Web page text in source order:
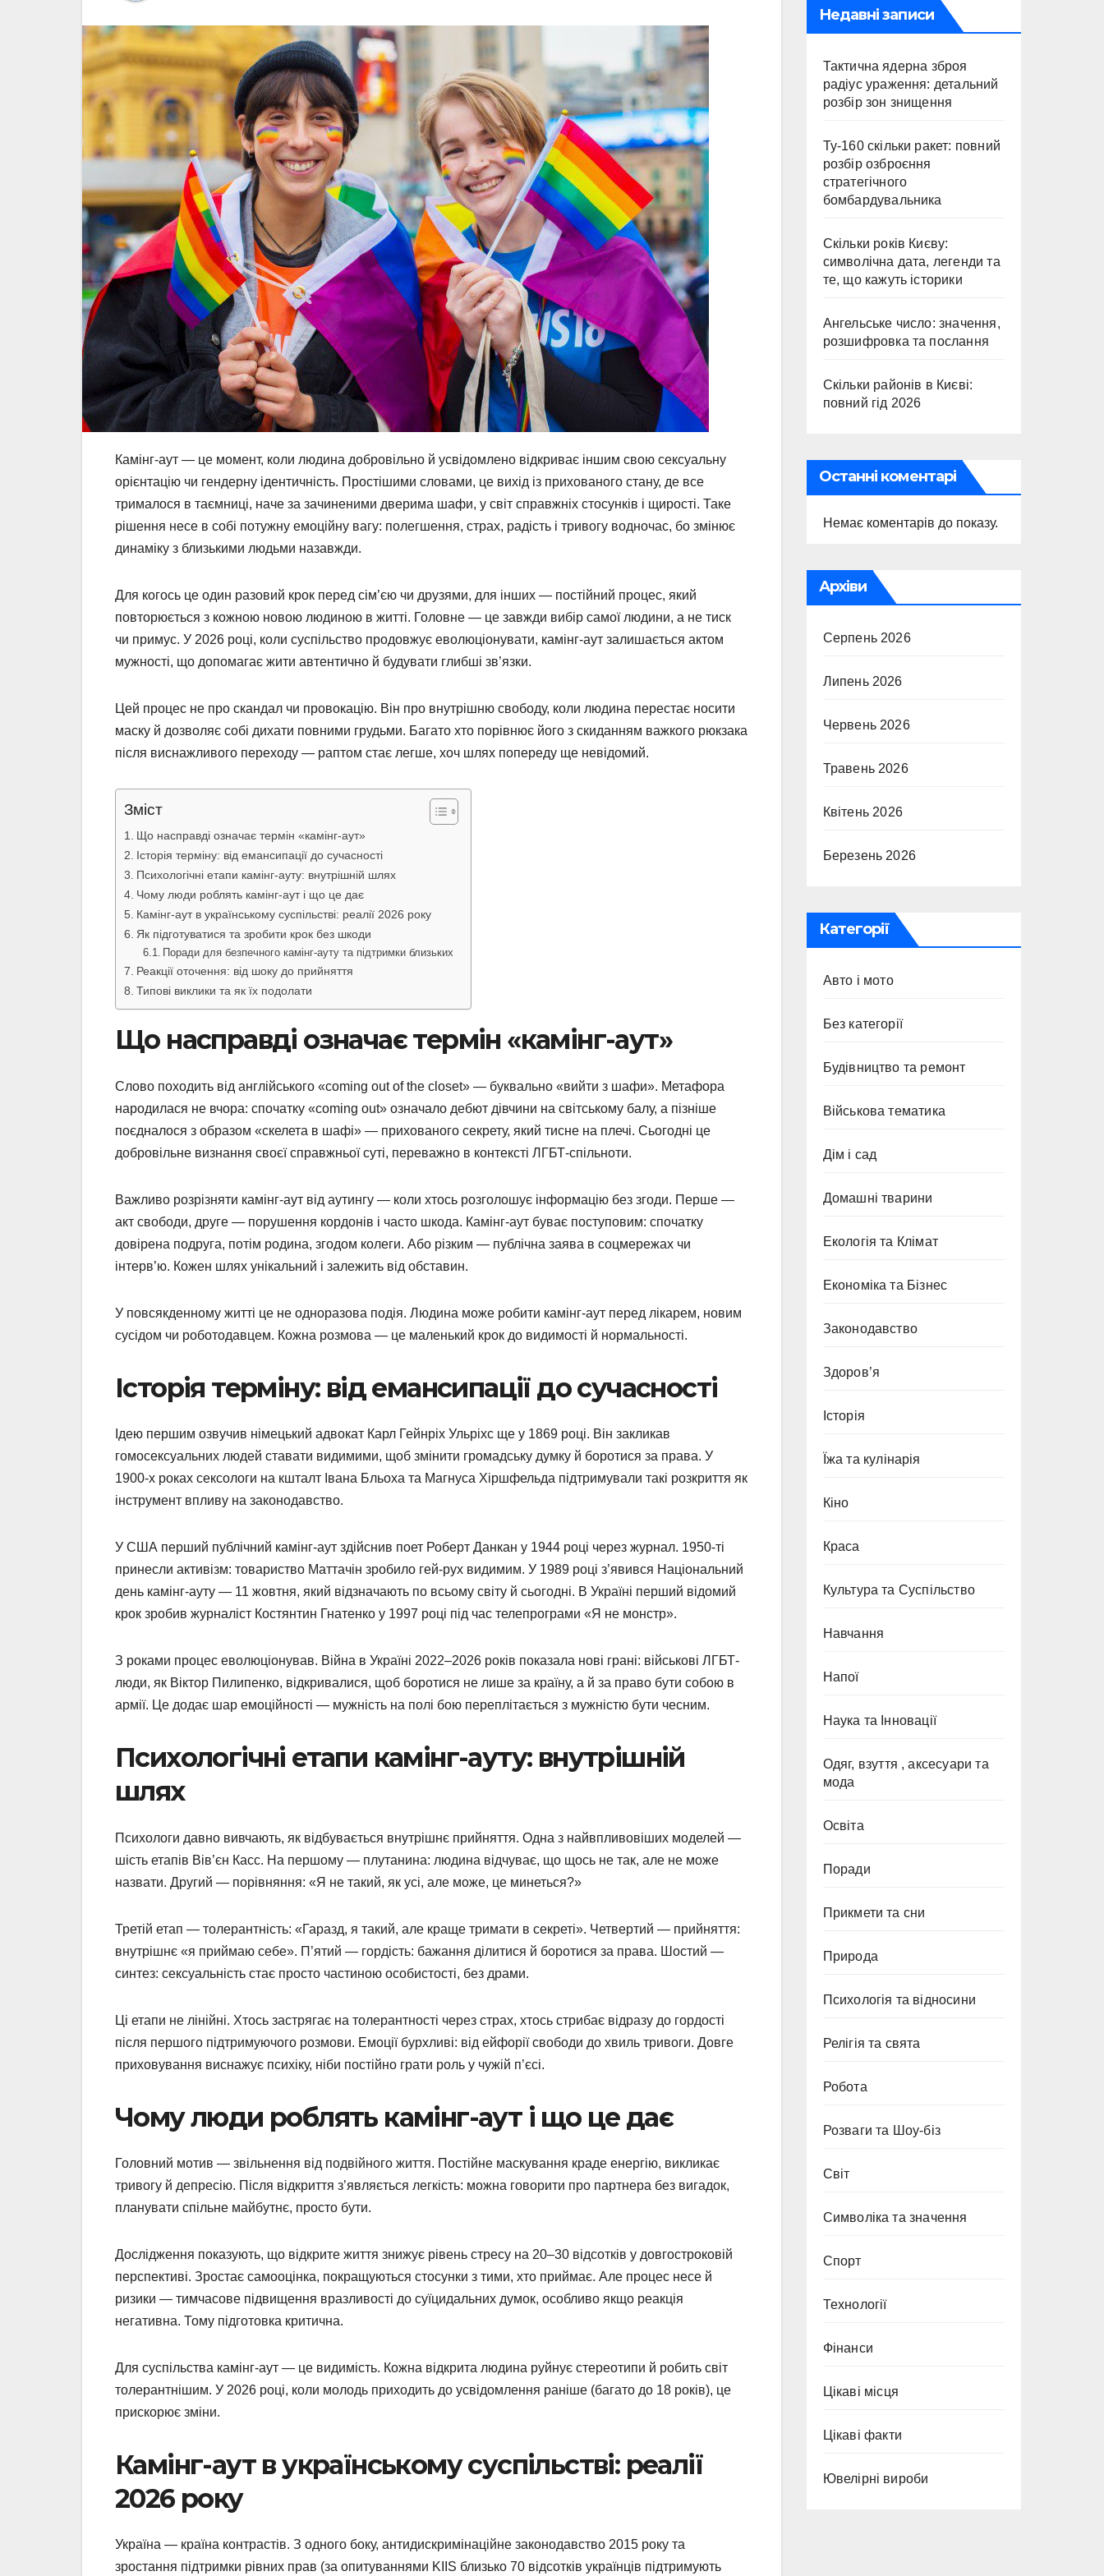
Камінг-аут — це момент, коли людина добровільно й усвідомлено відкриває іншим свою сексуальну
орієнтацію чи гендерну ідентичність. Простішими словами, це вихід із прихованого стану, де все
трималося в таємниці, наче за зачиненими дверима шафи, у світ справжніх стосунків і щирості. Таке
рішення несе в собі потужну емоційну вагу: полегшення, страх, радість і тривогу водночас, бо змінює
динаміку з близькими людьми назавжди.
Для когось це один разовий крок перед сім’єю чи друзями, для інших — постійний процес, який
повторюється з кожною новою людиною в житті. Головне — це завжди вибір самої людини, а не тиск
чи примус. У 2026 році, коли суспільство продовжує еволюціонувати, камінг-аут залишається актом
мужності, що допомагає жити автентично й будувати глибші зв’язки.
Цей процес не про скандал чи провокацію. Він про внутрішню свободу, коли людина перестає носити
маску й дозволяє собі дихати повними грудьми. Багато хто порівнює його з скиданням важкого рюкзака
після виснажливого переходу — раптом стає легше, хоч шлях попереду ще невідомий.
Зміст
Що насправді означає термін «камінг-аут»
Історія терміну: від емансипації до сучасності
Психологічні етапи камінг-ауту: внутрішній шлях
Чому люди роблять камінг-аут і що це дає
Камінг-аут в українському суспільстві: реалії 2026 року
Як підготуватися та зробити крок без шкоди
Поради для безпечного камінг-ауту та підтримки близьких
Реакції оточення: від шоку до прийняття
Типові виклики та як їх подолати
Що насправді означає термін «камінг-аут»
Слово походить від англійського «coming out of the closet» — буквально «вийти з шафи». Метафора
народилася не вчора: спочатку «coming out» означало дебют дівчини на світському балу, а пізніше
поєдналося з образом «скелета в шафі» — прихованого секрету, який тисне на плечі. Сьогодні це
добровільне визнання своєї справжньої суті, переважно в контексті ЛГБТ-спільноти.
Важливо розрізняти камінг-аут від аутингу — коли хтось розголошує інформацію без згоди. Перше —
акт свободи, друге — порушення кордонів і часто шкода. Камінг-аут буває поступовим: спочатку
довірена подруга, потім родина, згодом колеги. Або різким — публічна заява в соцмережах чи
інтерв’ю. Кожен шлях унікальний і залежить від обставин.
У повсякденному житті це не одноразова подія. Людина може робити камінг-аут перед лікарем, новим
сусідом чи роботодавцем. Кожна розмова — це маленький крок до видимості й нормальності.
Історія терміну: від емансипації до сучасності
Ідею першим озвучив німецький адвокат Карл Гейнріх Ульріхс ще у 1869 році. Він закликав
гомосексуальних людей ставати видимими, щоб змінити громадську думку й боротися за права. У
1900-х роках сексологи на кшталт Івана Бльоха та Магнуса Хіршфельда підтримували такі розкриття як
інструмент впливу на законодавство.
У США перший публічний камінг-аут здійснив поет Роберт Данкан у 1944 році через журнал. 1950-ті
принесли активізм: товариство Маттачін зробило гей-рух видимим. У 1989 році з’явився Національний
день камінг-ауту — 11 жовтня, який відзначають по всьому світу й сьогодні. В Україні перший відомий
крок зробив журналіст Костянтин Гнатенко у 1997 році під час телепрограми «Я не монстр».
З роками процес еволюціонував. Війна в Україні 2022–2026 років показала нові грані: військові ЛГБТ-
люди, як Віктор Пилипенко, відкривалися, щоб боротися не лише за країну, а й за право бути собою в
армії. Це додає шар емоційності — мужність на полі бою переплітається з мужністю бути чесним.
Психологічні етапи камінг-ауту: внутрішній
шлях
Психологи давно вивчають, як відбувається внутрішнє прийняття. Одна з найвпливовіших моделей —
шість етапів Вів’єн Касс. На першому — плутанина: людина відчуває, що щось не так, але не може
назвати. Другий — порівняння: «Я не такий, як усі, але може, це минеться?»
Третій етап — толерантність: «Гаразд, я такий, але краще тримати в секреті». Четвертий — прийняття:
внутрішнє «я приймаю себе». П’ятий — гордість: бажання ділитися й боротися за права. Шостий —
синтез: сексуальність стає просто частиною особистості, без драми.
Ці етапи не лінійні. Хтось застрягає на толерантності через страх, хтось стрибає відразу до гордості
після першого підтримуючого розмови. Емоції бурхливі: від ейфорії свободи до хвиль тривоги. Довге
приховування виснажує психіку, ніби постійно грати роль у чужій п’єсі.
Чому люди роблять камінг-аут і що це дає
Головний мотив — звільнення від подвійного життя. Постійне маскування краде енергію, викликає
тривогу й депресію. Після відкриття з’являється легкість: можна говорити про партнера без вигадок,
планувати спільне майбутнє, просто бути.
Дослідження показують, що відкрите життя знижує рівень стресу на 20–30 відсотків у довгостроковій
перспективі. Зростає самооцінка, покращуються стосунки з тими, хто приймає. Але процес несе й
ризики — тимчасове підвищення вразливості до суїцидальних думок, особливо якщо реакція
негативна. Тому підготовка критична.
Для суспільства камінг-аут — це видимість. Кожна відкрита людина руйнує стереотипи й робить світ
толерантнішим. У 2026 році, коли молодь приходить до усвідомлення раніше (багато до 18 років), це
прискорює зміни.
Камінг-аут в українському суспільстві: реалії
2026 року
Україна — країна контрастів. З одного боку, антидискримінаційне законодавство 2015 року та
зростання підтримки рівних прав (за опитуваннями KIIS близько 70 відсотків українців підтримують
Недавні записи
Тактична ядерна зброя
радіус ураження: детальний
розбір зон знищення
Ту-160 скільки ракет: повний
розбір озброєння
стратегічного
бомбардувальника
Скільки років Києву:
символічна дата, легенди та
те, що кажуть історики
Ангельське число: значення,
розшифровка та послання
Скільки районів в Києві:
повний гід 2026
Останні коментарі
Немає коментарів до показу.
Архіви
Серпень 2026
Липень 2026
Червень 2026
Травень 2026
Квітень 2026
Березень 2026
Категорії
Авто і мото
Без категорії
Будівництво та ремонт
Військова тематика
Дім і сад
Домашні тварини
Екологія та Клімат
Економіка та Бізнес
Законодавство
Здоров’я
Історія
Їжа та кулінарія
Кіно
Краса
Культура та Суспільство
Навчання
Напої
Наука та Інновації
Одяг, взуття , аксесуари та
мода
Освіта
Поради
Прикмети та сни
Природа
Психологія та відносини
Релігія та свята
Робота
Розваги та Шоу-біз
Світ
Символіка та значення
Спорт
Технології
Фінанси
Цікаві місця
Цікаві факти
Ювелірні вироби